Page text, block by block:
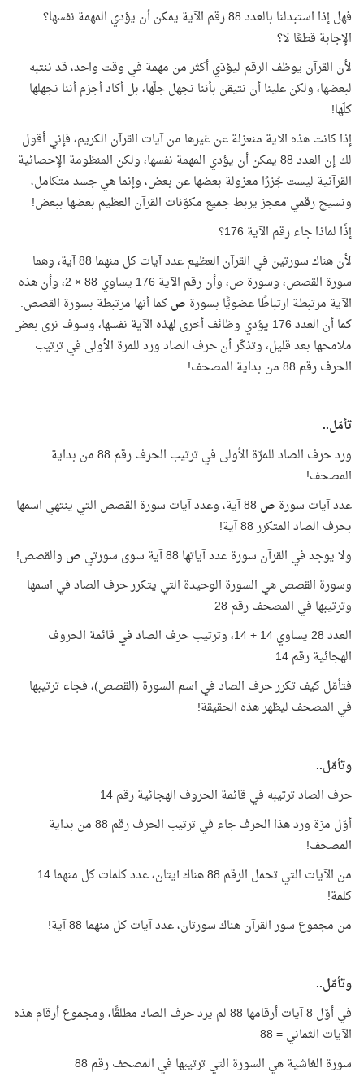
فهل إذا استبدلنا بالعدد 88 رقم الآية يمكن أن يؤدي المهمة نفسها؟
الإجابة قطعًا لا؟
لأن القرآن يوظف الرقم ليؤدّي أكثر من مهمة في وقت واحد، قد ننتبه
لبعضها، ولكن علينا أن نتيقن بأننا نجهل جلّها، بل أكاد أجزم أننا نجهلها
كلّها!
إذا كانت هذه الآية منعزلة عن غيرها من آيات القرآن الكريم، فإني أقول
لك إن العدد 88 يمكن أن يؤدي المهمة نفسها، ولكن المنظومة الإحصائية
القرآنية ليست جُزرًا معزولة بعضها عن بعض، وإنما هي جسد متكامل،
ونسيج رقمي معجز يربط جميع مكوّنات القرآن العظيم بعضها ببعض!
إذًا لماذا جاء رقم الآية 176؟
لأن هناك سورتين في القرآن العظيم عدد آيات كل منهما 88 آية، وهما
سورة القصص، وسورة ص، وأن رقم الآية 176 يساوي 88 × 2، وأن هذه
الآية مرتبطة ارتباطًا عضويًّا بسورة صكما أنها مرتبطة بسورة القصص.
كما أن العدد 176 يؤدي وظائف أخرى لهذه الآية نفسها، وسوف نرى بعض
ملامحها بعد قليل، وتذكّر أن حرف الصاد ورد للمرة الأولى في ترتيب
الحرف رقم 88 من بداية المصحف!
تأمّل..
ورد حرف الصاد للمرّة الأولى في ترتيب الحرف رقم 88 من بداية
المصحف!
عدد آيات سورة ص
88 آية، وعدد آيات سورة القصص التي ينتهي اسمها
بحرف الصاد المتكرر 88 آية!
ولا يوجد في القرآن سورة عدد آياتها 88 آية سوى سورتي
ص والقصص!
وسورة القصص هي السورة الوحيدة التي يتكرر حرف الصاد في اسمها
وترتيبها في المصحف رقم 28
العدد 28 يساوي 14 + 14، وترتيب حرف الصاد في قائمة الحروف
الهجائية رقم 14
فتأمّل كيف تكرر حرف الصاد في اسم السورة (القصص)، فجاء ترتيبها
في المصحف ليظهر هذه الحقيقة!
وتأمّل..
حرف الصاد ترتيبه في قائمة الحروف الهجائية رقم 14
أوّل مرّة ورد هذا الحرف جاء في ترتيب الحرف رقم 88 من بداية
المصحف!
من الآيات التي تحمل الرقم 88 هناك آيتان، عدد كلمات كل منهما 14
كلمة!
من مجموع سور القرآن هناك سورتان، عدد آيات كل منهما 88 آية!
وتأمّل..
في أوّل 8 آيات أرقامها 88 لم يرد حرف الصاد مطلقًا، ومجموع أرقام هذه
الآيات الثماني = 88
سورة الغاشية هي السورة التي ترتيبها في المصحف رقم 88